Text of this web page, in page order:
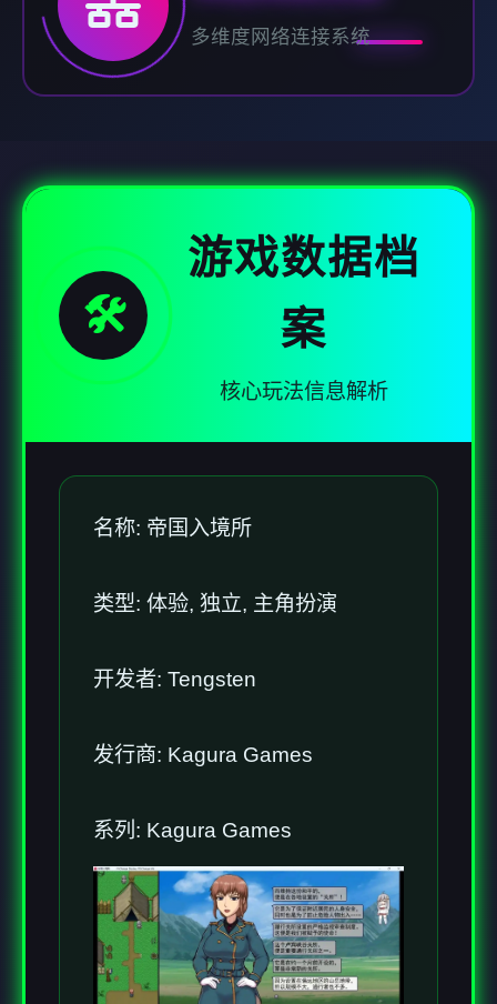
多维度网络连接系统
🛠️
游戏数据档
案
核心玩法信息解析
名称: 帝国入境所
类型: 体验, 独立, 主角扮演
开发者: Tengsten
发行商: Kagura Games
系列: Kagura Games